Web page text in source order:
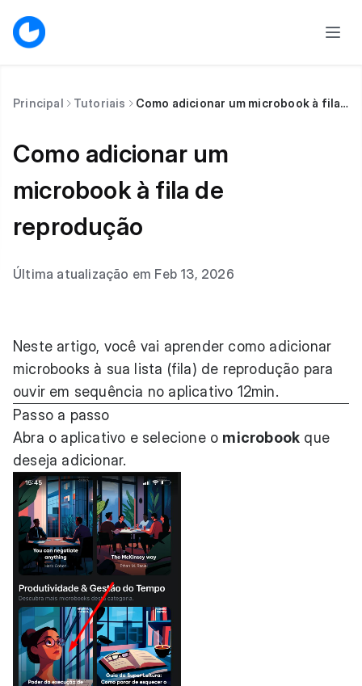
Principal Tutoriais Como adicionar um microbook à fila de reprodução
Como adicionar um
microbook à fila de
reprodução
Última atualização em Feb 13, 2026
Neste artigo, você vai aprender como adicionar
microbooks à sua lista (fila) de reprodução para
ouvir em sequência no aplicativo 12min.
Passo a passo
Abra o aplicativo e selecione o microbook que
deseja adicionar.